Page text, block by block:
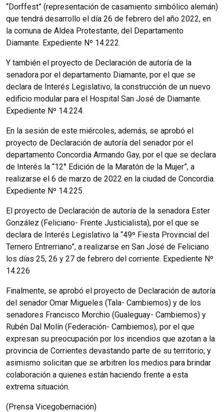
“Dorffest” (representación de casamiento simbólico alemán)
que tendrá desarrollo el día 26 de febrero del año 2022, en
la comuna de Aldea Protestante, del Departamento
Diamante. Expediente Nº 14.222.
Y también el proyecto de Declaración de autoría de la
senadora por el departamento Diamante, por el que se
declara de Interés Legislativo, la construcción de un nuevo
edificio modular para el Hospital San José de Diamante.
Expediente Nº 14.224.
En la sesión de este miércoles, además, se aprobó el
proyecto de Declaración de autoría del senador por el
departamento Concordia Armando Gay, por el que se declara
de Interés la “12° Edición de la Maratón de la Mujer”, a
realizarse el 6 de marzo de 2022 en la ciudad de Concordia.
Expediente Nº 14.225.
El proyecto de Declaración de autoría de la senadora Ester
González (Feliciano- Frente Justicialista), por el que se
declara de Interés Legislativo la “49º Fiesta Provincial del
Ternero Entrerriano”, a realizarse en San José de Feliciano
los días 25, 26 y 27 de febrero del corriente. Expediente Nº
14.226
Finalmente, se aprobó el proyecto de Declaración de autoría
del senador Omar Migueles (Tala- Cambiemos) y de los
senadores Francisco Morchio (Gualeguay- Cambiemos) y
Rubén Dal Molín (Federación- Cambiemos), por el que
expresan su preocupación por los incendios que azotan a la
provincia de Corrientes devastando parte de su territorio; y
asimismo solicitan que se arbitren los medios para brindar
colaboración a quienes están haciendo frente a esta
extrema situación.
(Prensa Vicegobernación)